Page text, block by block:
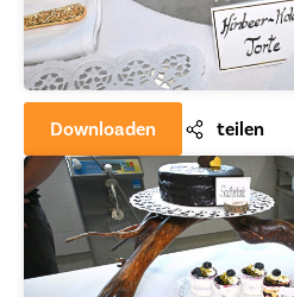
Downloaden teilen